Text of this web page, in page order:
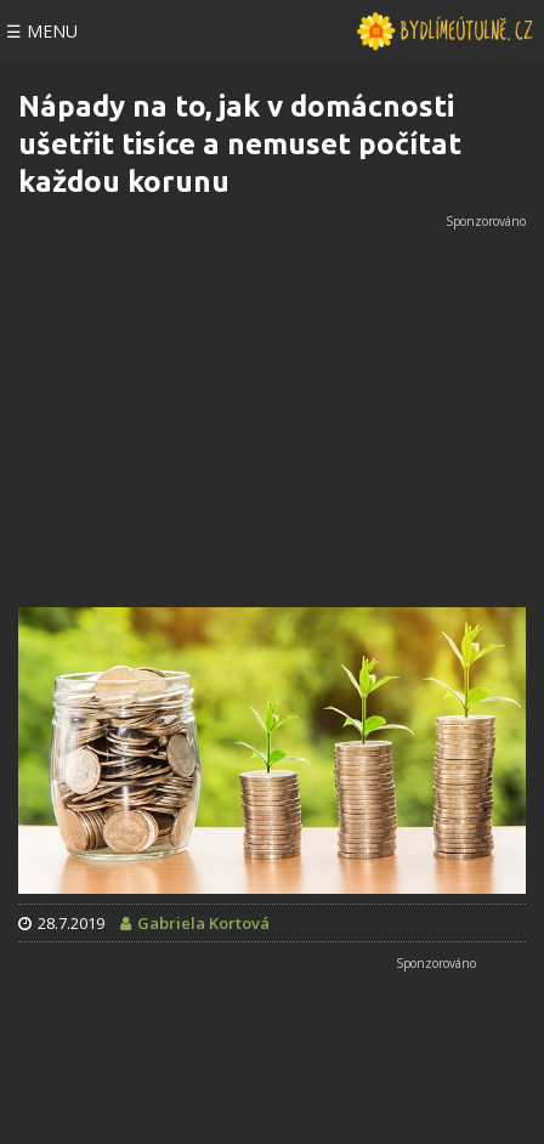
☰ MENU
Nápady na to, jak v domácnosti
ušetřit tisíce a nemuset počítat
každou korunu
28.7.2019 Gabriela Kortová